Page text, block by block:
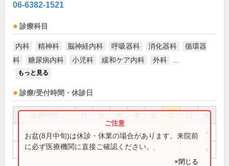
06-6382-1521
診療科目
内科 精神科 脳神経内科 呼吸器科 消化器科
循環器
科
糖尿病内科 小児科 緩和ケア内科 外科
もっと見る
診療/受付時間・休診日
祝
9:00～12:00 ● ● ● ● ●
13:30～17:00 ● ● ● ●
お盆(8月中旬)は休診・休業の場合があります。来院前
に必ず医療機関に直接ご確認ください。
×閉じる